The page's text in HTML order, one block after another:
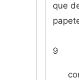
que
9